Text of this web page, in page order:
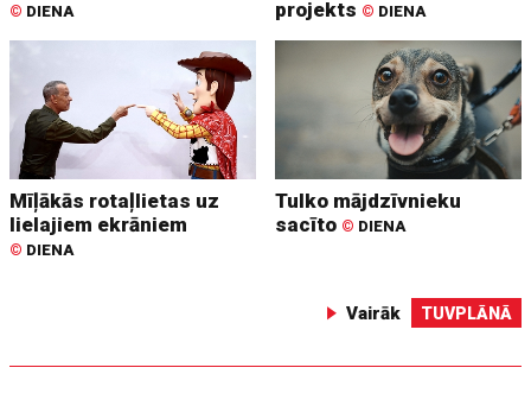
© DIENA projekts © DIENA
Mīļākās rotaļlietas uz
lielajiem ekrāniem
© DIENA
Tulko mājdzīvnieku
sacīto © DIENA
Vairāk TUVPLĀNĀ